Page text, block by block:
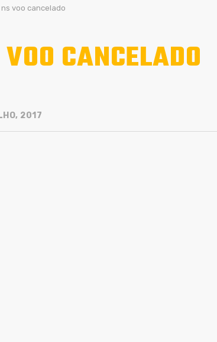
ns voo cancelado
CANCELADO
2017